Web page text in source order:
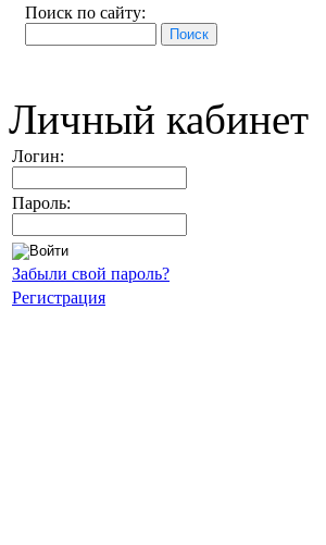
Поиск по сайту:
Личный кабинет
Логин:
Пароль:
Забыли свой пароль?
Регистрация